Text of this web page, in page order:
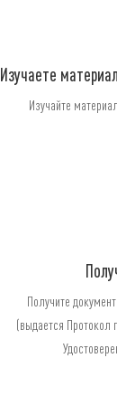
Изучаете
Изучайте
Получите
(выдается